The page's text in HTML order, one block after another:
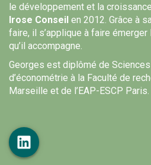
le développement et la
Irose Conseil en 2012. Grâce à
faire, il s’applique à faire
qu’il accompagne.
Georges est diplômé de
d’économétrie à la Faculté de
Marseille et de l’EAP-ESCP Paris.